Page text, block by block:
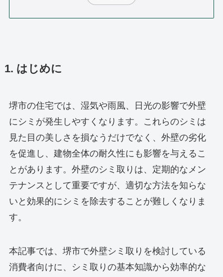
1. はじめに
堺市の住宅では、湿気や雨風、日光の影響で外壁
にシミが発生しやすくなります。これらのシミは
見た目の美しさを損なうだけでなく、外壁の劣化
を促進し、建物全体の耐久性にも影響を与えるこ
とがあります。外壁のシミ取りは、定期的なメン
テナンスとして重要ですが、適切な方法を知らな
いと効果的にシミを除去することが難しくなりま
す。
本記事では、堺市で外壁シミ取りを検討している
消費者向けに、シミ取りの基本知識から効率的な